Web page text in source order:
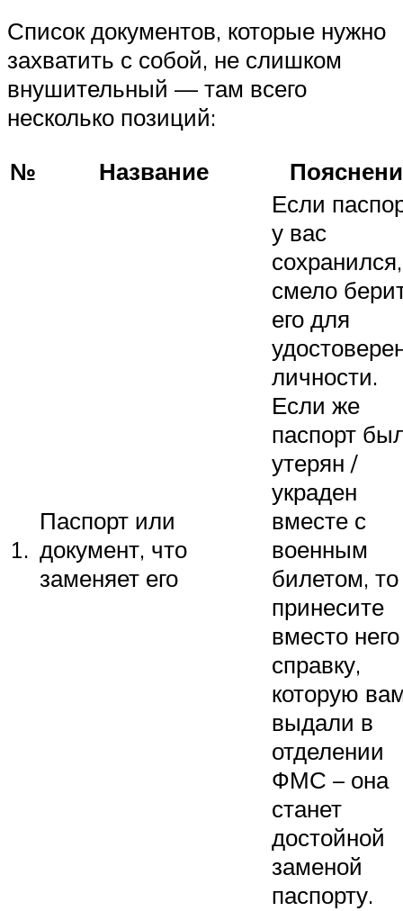
Список документов, которые нужно
захватить с собой, не слишком
внушительный — там всего
несколько позиций:
№
Название
1.
Паспорт или
документ, что
заменяет его
Если
у вас
смело
его для
личности.
Если же
паспорт
утерян /
украден
вместе с
военным
билетом, то
принесите
вместо него
справку,
которую
выдали в
отделении
ФМС – она
станет
достойной
заменой
паспорту.